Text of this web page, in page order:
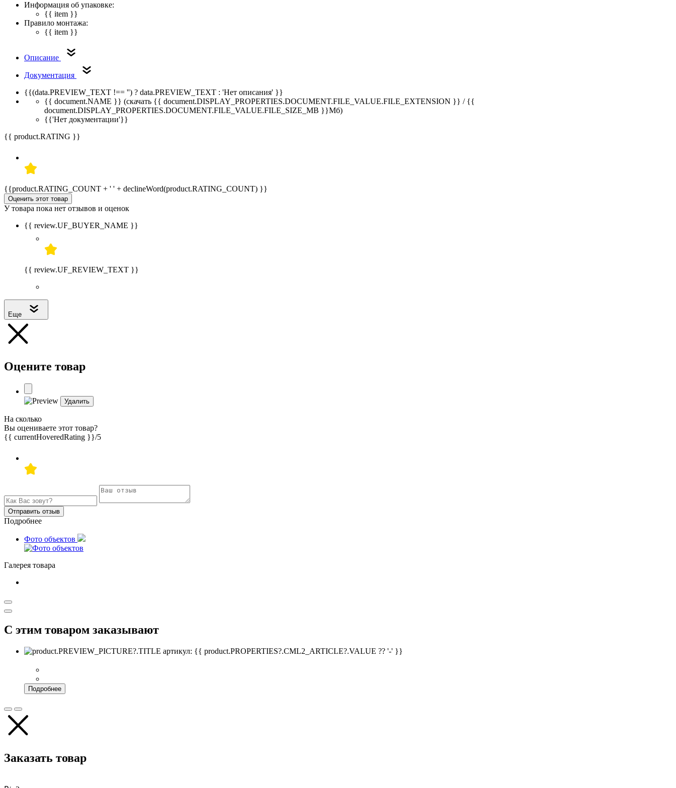
Информация об упаковке:
{{ item }}
Правило монтажа:
{{ item }}
Описание
Документация
{{(data.PREVIEW_TEXT !== '') ? data.PREVIEW_TEXT : 'Нет описания' }}
{{ document.NAME }} (скачать {{ document.DISPLAY_PROPERTIES.DOCUMENT.FILE_VALUE.FILE_EXTENSION }} / {{
document.DISPLAY_PROPERTIES.DOCUMENT.FILE_VALUE.FILE_SIZE_MB }}Мб)
{{'Нет документации'}}
{{ product.RATING }}
{{product.RATING_COUNT + ' ' + declineWord(product.RATING_COUNT) }}
Оценить этот товар
У товара пока нет отзывов и оценок
{{ review.UF_BUYER_NAME }}
{{ review.UF_REVIEW_TEXT }}
Еще
Оцените товар
Удалить
На сколько
Вы оцениваете этот товар?
{{ currentHoveredRating }}/5
Отправить отзыв
Подробнее
Фото объектов
Галерея товара
С этим товаром заказывают
артикул: {{ product.PROPERTIES?.CML2_ARTICLE?.VALUE ?? '-' }}
Подробнее
Заказать товар